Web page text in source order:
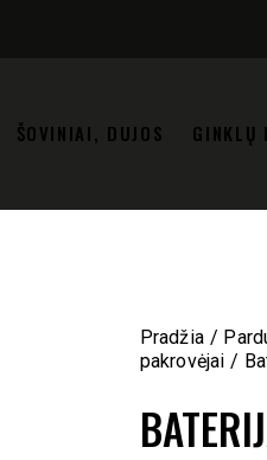
ŠOVINIAI, DUJOS GINKLŲ
Pradžia
pakrovėjai